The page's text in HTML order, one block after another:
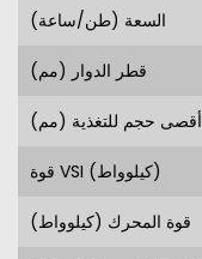
السعة (طن/ساعة)
قطر الدوار (مم)
أقصى حجم للتغذية (مم)
قوة VSI (كيلوواط)
قوة المحرك (كيلوواط)